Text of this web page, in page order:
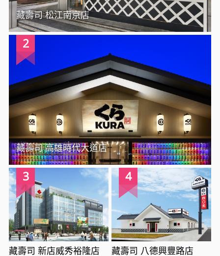
藏壽司 松江南京店
2
藏壽司 高雄時代大道店
3
藏壽司 新店威秀裕隆店
4
藏壽司 八德興豐路店